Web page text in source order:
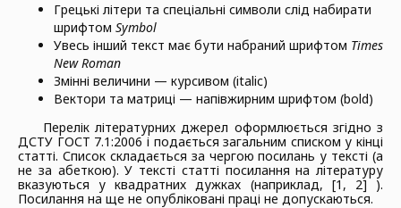
Грецькі літери та спеціальні символи слід набирати
шрифтом Symbol
Увесь інший текст має бути набраний шрифтом Times
New Roman
Змінні величини — курсивом (italic)
Вектори та матриці — напівжирним шрифтом (bold)
Перелік літературних джерел оформлюється згідно з
ДСТУ ГОСТ 7.1:2006 і подається загальним списком у кінці
статті. Список складається за чергою посилань у тексті (а
не за абеткою). У тексті статті посилання на літературу
вказуються у квадратних дужках (наприклад, [1, 2] ).
Посилання на ще не опубліковані праці не допускаються.